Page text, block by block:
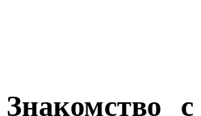
Знакомство